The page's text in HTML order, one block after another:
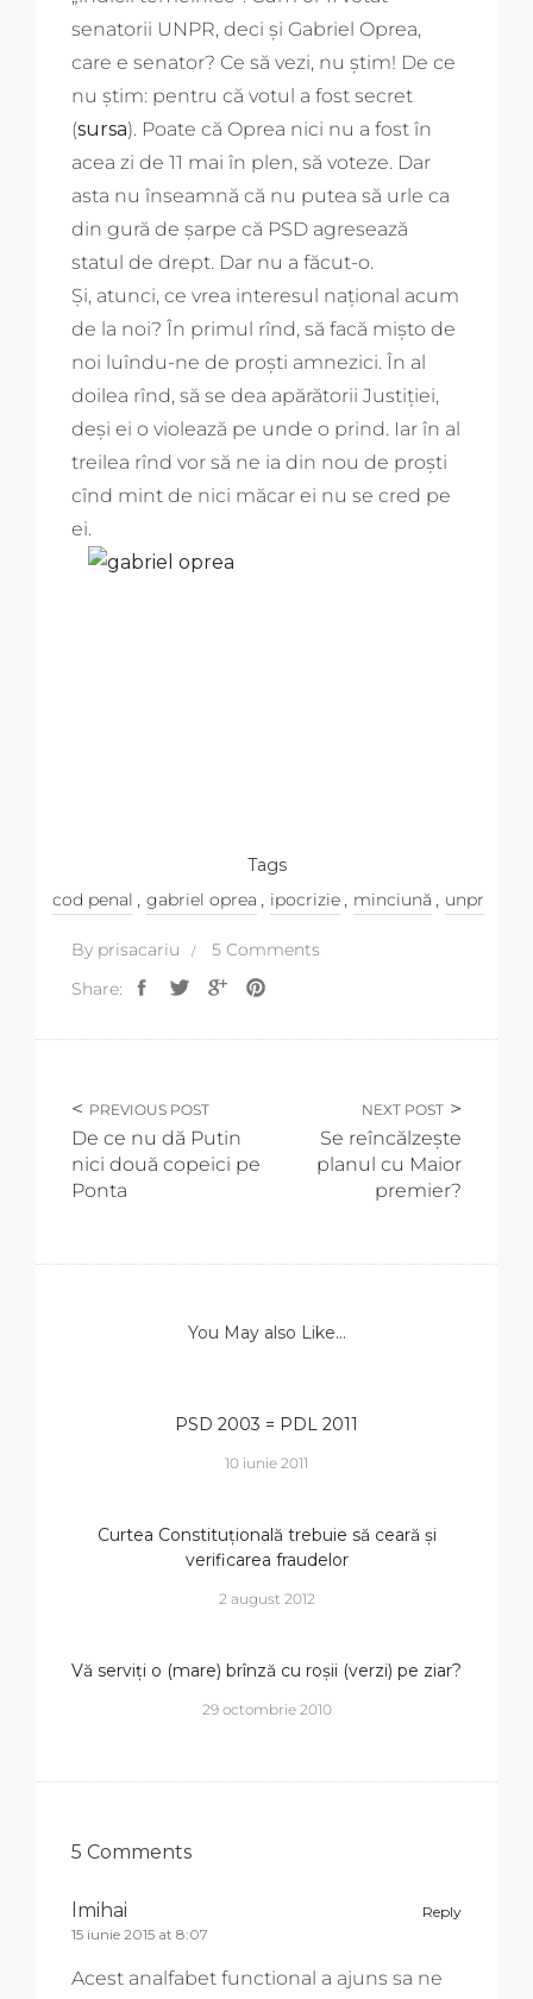
senatorii UNPR, deci și Gabriel Oprea,
care e senator? Ce să vezi, nu știm! De ce
nu știm: pentru că votul a fost secret
(sursa). Poate că Oprea nici nu a fost în
acea zi de 11 mai în plen, să voteze. Dar
asta nu înseamnă că nu putea să urle ca
din gură de șarpe că PSD agresează
statul de drept. Dar nu a făcut-o.
Și, atunci, ce vrea interesul național acum
de la noi? În primul rînd, să facă mișto de
noi luîndu-ne de proști amnezici. În al
doilea rînd, să se dea apărătorii Justiției,
deși ei o violează pe unde o prind. Iar în al
treilea rînd vor să ne ia din nou de proști
cînd mint de nici măcar ei nu se cred pe
ei.
Tags
cod penal , gabriel oprea , ipocrizie , minciună , unpr
By prisacariu
5 Comments
Share:
PREVIOUS POST
De ce nu dă Putin
nici două copeici pe
Ponta
NEXT POST
Se reîncălzește
planul cu Maior
premier?
You May also Like...
PSD 2003 = PDL 2011
10 iunie 2011
Curtea Constituțională trebuie să ceară și
verificarea fraudelor
2 august 2012
Vă serviți o (mare) brînză cu roșii (verzi) pe ziar?
29 octombrie 2010
5 Comments
Reply
lmihai
15 iunie 2015 at 8:07
Acest analfabet functional a ajuns sa ne